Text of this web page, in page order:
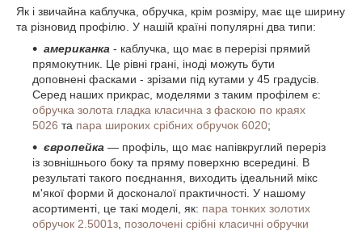
Як і звичайна каблучка, обручка, крім розміру, має ще ширину
та різновид профілю. У нашій країні популярні два типи:
американка - каблучка, що має в перерізі прямий
прямокутник. Це рівні грані, іноді можуть бути
доповнені фасками - зрізами під кутами у 45 градусів.
Серед наших прикрас, моделями з таким профілем є:
обручка золота гладка класична з фаскою по краях
5026 та пара широких срібних обручок 6020;
європейка — профіль, що має напівкруглий переріз
із зовнішнього боку та пряму поверхню всередині. В
результаті такого поєднання, виходить ідеальний мікс
м'якої форми й досконалої практичності. У нашому
асортименті, це такі моделі, як: пара тонких золотих
обручок 2.5001з позолочені срібні класичні обручки